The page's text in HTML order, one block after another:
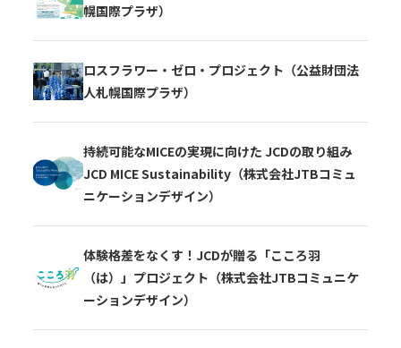
幌国際プラザ）
ロスフラワー・ゼロ・プロジェクト（公益財団法
人札幌国際プラザ）
持続可能なMICEの実現に向けた JCDの取り組み
JCD MICE Sustainability（株式会社JTBコミュ
ニケーションデザイン）
体験格差をなくす！JCDが贈る「こころ羽
（は）」プロジェクト（株式会社JTBコミュニケ
ーションデザイン）